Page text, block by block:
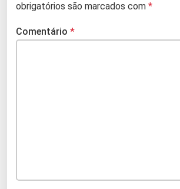
obrigatórios são marcados com *
Comentário *